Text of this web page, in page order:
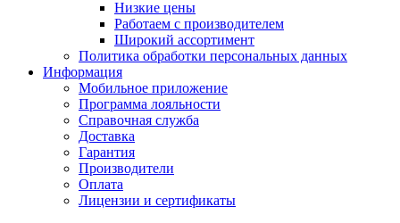
Низкие цены
Работаем с производителем
Широкий ассортимент
Политика обработки персональных данных
Информация
Мобильное приложение
Программа лояльности
Справочная служба
Доставка
Гарантия
Производители
Оплата
Лицензии и сертификаты